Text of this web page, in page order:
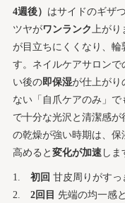
4週後） はサイドのギザ
ツヤがワンランク上がり
が目立ちにくくなり、輪
す。ネイルケアサロン
い後の即保湿が仕上がり
ない「自爪ケアのみ」
で十分な光沢と清潔感
の乾燥が強い時期は、
高めると 変化が加速しま
初回 甘皮周りがすっ
2回目 先端の均一感